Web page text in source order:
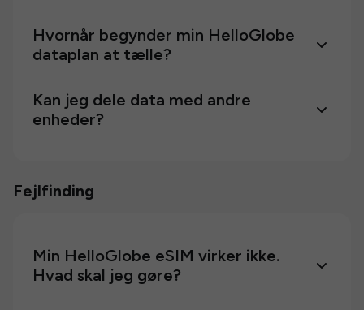
Hvornår begynder min HelloGlobe
dataplan at tælle?
Kan jeg dele data med andre
enheder?
Fejlfinding
Min HelloGlobe eSIM virker ikke.
Hvad skal jeg gøre?